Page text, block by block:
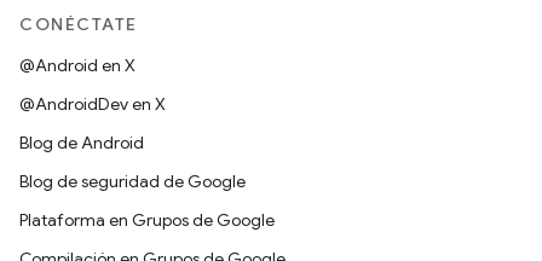
CONÉCTATE
@Android en X
@AndroidDev en X
Blog de Android
Blog de seguridad de Google
Plataforma en Grupos de Google